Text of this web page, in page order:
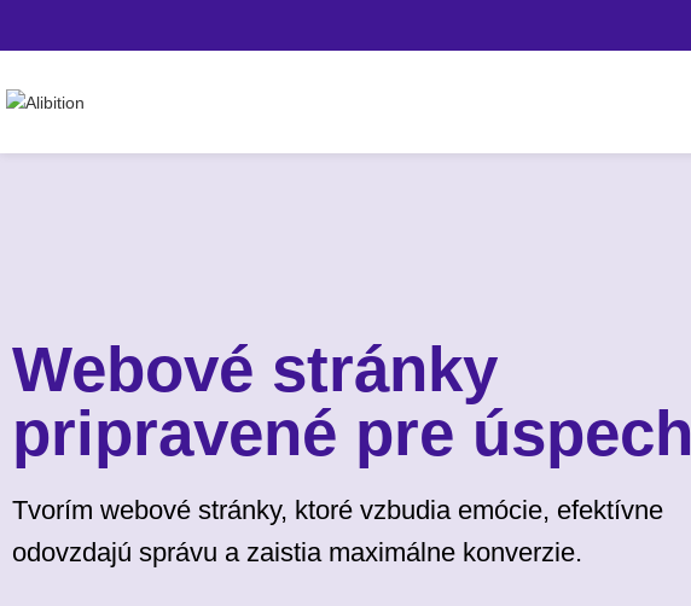
Webové stránky
pripravené pre úspech
Tvorím webové stránky, ktoré vzbudia emócie, efektívne
odovzdajú správu a zaistia maximálne konverzie.